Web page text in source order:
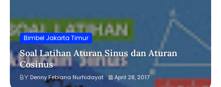
Bimbel Jakarta Timur
Soal Latihan Aturan Sinus dan Aturan
Cosinus
Denny Febiana Nurhidayat April 28, 2017